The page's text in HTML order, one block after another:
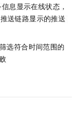
息显示在线状态，
送链路显示的推送
选符合时间范围的